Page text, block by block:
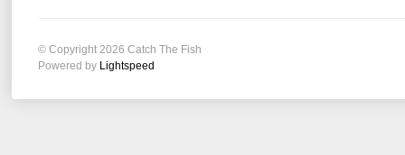
© Copyright 2026 Catch The Fish
Powered by Lightspeed